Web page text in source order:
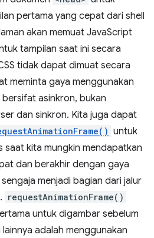
pertama yang cepat dari shell
akan memuat JavaScript
tampilan saat ini secara
tidak dapat dimuat secara
meminta gaya menggunakan
asinkron, bukan
dan sinkron. Kita juga dapat
untuk
saat kita mungkin mendapatkan
dan berakhir dengan gaya
menjadi bagian dari jalur
requestAnimationFrame()
untuk digambar sebelum
adalah menggunakan